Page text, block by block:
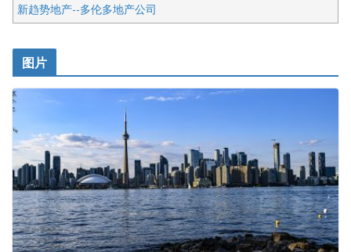
新趋势地产--多伦多地产公司
呱呱电器
开明车行KS CAR SALES & SERVICE
健健宝公司
皇后金融集团
正点印艺设计
图片